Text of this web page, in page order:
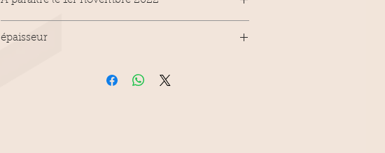
épaisseur